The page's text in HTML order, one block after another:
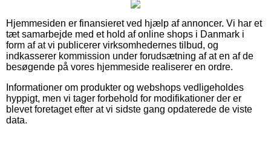
Hjemmesiden er finansieret ved hjælp af annoncer. Vi har et
tæt samarbejde med et hold af online shops i Danmark i
form af at vi publicerer virksomhedernes tilbud, og
indkasserer kommission under forudsætning af at en af de
besøgende på vores hjemmeside realiserer en ordre.
Informationer om produkter og webshops vedligeholdes
hyppigt, men vi tager forbehold for modifikationer der er
blevet foretaget efter at vi sidste gang opdaterede de viste
data.